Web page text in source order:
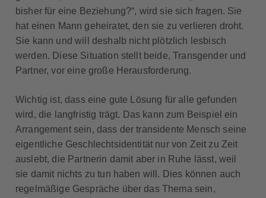
bisher für eine Beziehung?“, wird sie sich fragen. Sie
hat einen Mann geheiratet, den sie zu verlieren droht.
Sie kann und will deshalb nicht plötzlich lesbisch
werden. Diese Situation stellt beide, Transgender und
Partner, vor eine große Herausforderung.
Wichtig ist, dass eine gute Lösung für alle gefunden
wird, die langfristig trägt. Das kann zum Beispiel ein
Arrangement sein, dass der transidente Mensch seine
eigentliche Geschlechtsidentität nur von Zeit zu Zeit
auslebt, die Partnerin damit aber in Ruhe lässt, weil
sie damit nichts zu tun haben will. Dies können auch
regelmäßige Gespräche über das Thema sein,